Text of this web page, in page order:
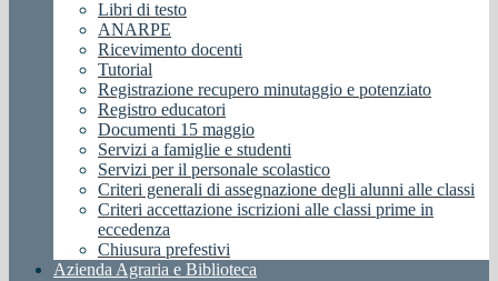
Libri di testo
ANARPE
Ricevimento docenti
Tutorial
Registrazione recupero minutaggio e potenziato
Registro educatori
Documenti 15 maggio
Servizi a famiglie e studenti
Servizi per il personale scolastico
Criteri generali di assegnazione degli alunni alle classi
Criteri accettazione iscrizioni alle classi prime in
eccedenza
Chiusura prefestivi
Azienda Agraria e Biblioteca